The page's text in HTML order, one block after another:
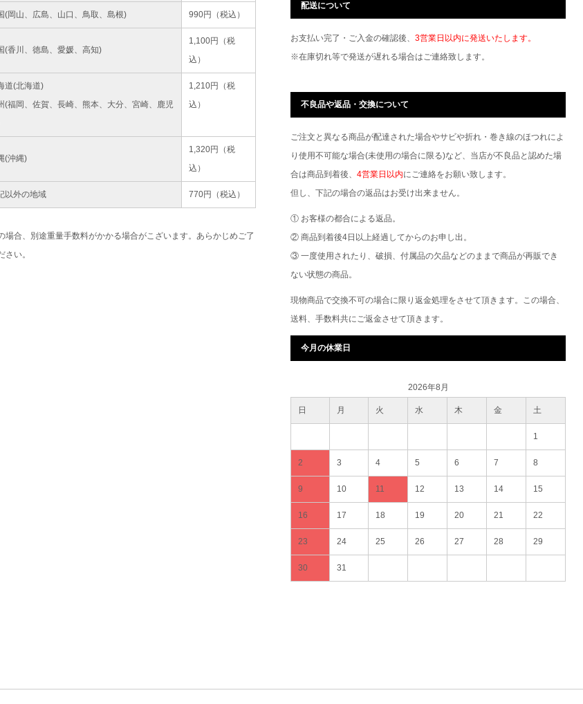
(岡山、広島、山口、鳥取、島根) 990円（税込）
(香川、徳島、愛媛、高知)
1,100円（税
込）
道(北海道)
(福岡、佐賀、長崎、熊本、大分、宮崎、鹿児
1,210円（税
込）
(沖縄)
1,320円（税
込）
以外の地域 770円（税込）
場合、別途重量手数料がかかる場合がこざいます。あらかじめご了
さい。
配送について
お支払い完了・ご入金の確認後、 3営業日以内に発送いたします。
※在庫切れ等で発送が遅れる場合はご連絡致します。
不良品や返品・交換について
ご注文と異なる商品が配達された場合やサビや折れ・巻き線のほつれによ
り使用不可能な場合(未使用の場合に限る)など、当店が不良品と認めた場
合は商品到着後、 4営業日以内にご連絡をお願い致します。
但し、下記の場合の返品はお受け出来ません。
① お客様の都合による返品。
② 商品到着後4日以上経過してからのお申し出。
③ 一度使用されたり、破損、付属品の欠品などのままで商品が再販でき
ない状態の商品。
現物商品で交換不可の場合に限り返金処理をさせて頂きます。この場合、
送料、手数料共にご返金させて頂きます。
今月の休業日
2026年8月
日 月 火 水 木 金 土
1
2 3 4 5 6 7 8
9 10 11 12 13 14 15
16 17 18 19 20 21 22
23 24 25 26 27 28 29
30 31